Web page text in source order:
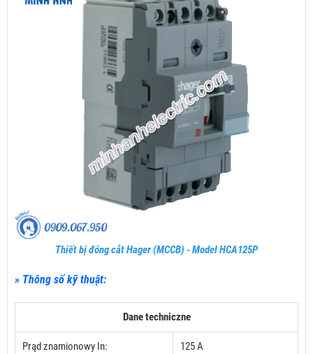
Thiết bị đóng cắt Hager (MCCB) - Model HCA125P
» Thông số kỹ thuật:
Dane techniczne
Prąd znamionowy In: 125 A